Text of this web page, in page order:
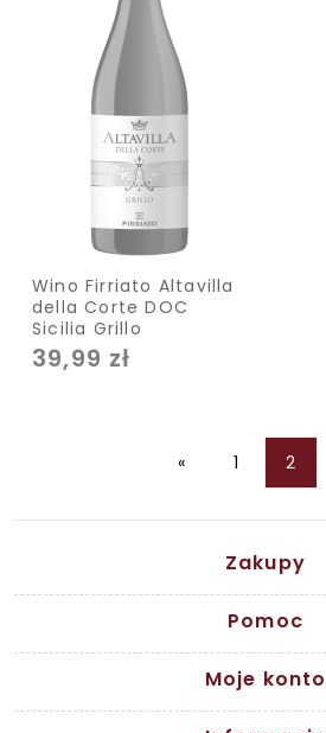
Wino Firriato Altavilla
della Corte DOC
Sicilia Grillo
39,99 zł
« 1 2
Zakupy
Pomoc
Moje konto